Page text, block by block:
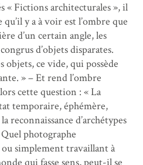
« Fictions architecturales », il
y a à voir est l’ombre que
d’un certain angle, les
d’objets disparates.
objets, ce vide, qui possède
» – Et rend l’ombre
cette question : « La
temporaire, éphémère,
reconnaissance d’archétypes
photographe
simplement travaillant à